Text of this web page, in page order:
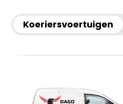
Koeriersvoertuigen